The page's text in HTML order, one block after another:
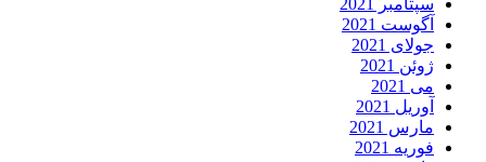
سپتامبر 2021
آگوست 2021
جولای 2021
ژوئن 2021
می 2021
آوریل 2021
مارس 2021
فوریه 2021